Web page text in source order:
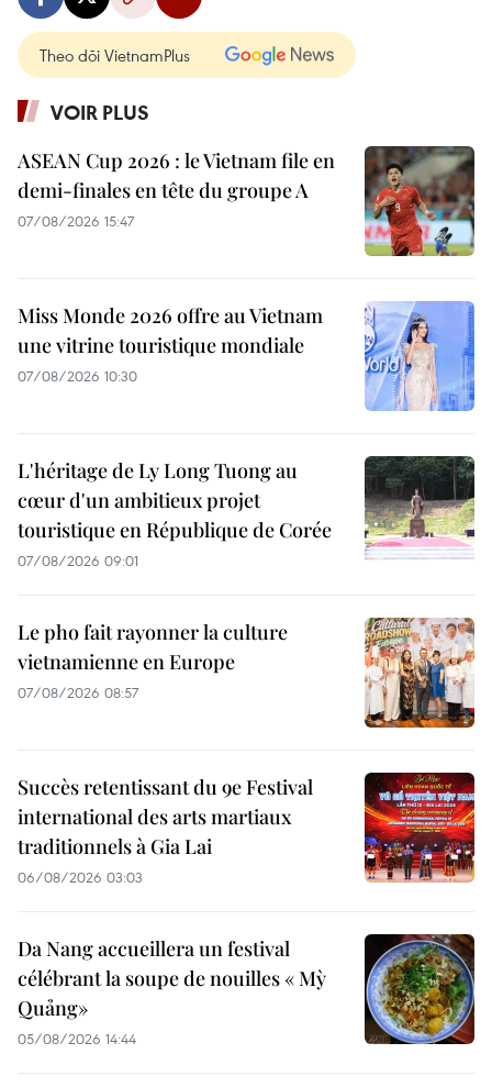
Theo dõi VietnamPlus
VOIR PLUS
ASEAN Cup 2026 : le Vietnam file en
demi-finales en tête du groupe A
07/08/2026 15:47
Miss Monde 2026 offre au Vietnam
une vitrine touristique mondiale
07/08/2026 10:30
L'héritage de Ly Long Tuong au
cœur d'un ambitieux projet
touristique en République de Corée
07/08/2026 09:01
Le pho fait rayonner la culture
vietnamienne en Europe
07/08/2026 08:57
Succès retentissant du 9e Festival
international des arts martiaux
traditionnels à Gia Lai
06/08/2026 03:03
Da Nang accueillera un festival
célébrant la soupe de nouilles « Mỳ
Quảng»
05/08/2026 14:44